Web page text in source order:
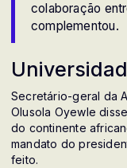
colaboração
complementou.
Secretário-geral da
Olusola Oyewle
do continente
mandato do
feito.